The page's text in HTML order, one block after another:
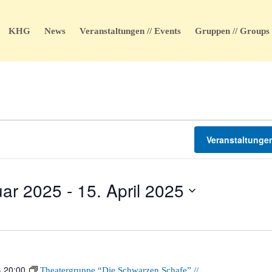
KHG News Veranstaltungen // Events Gruppen // Groups
2025 - 15. April 2025
20:00